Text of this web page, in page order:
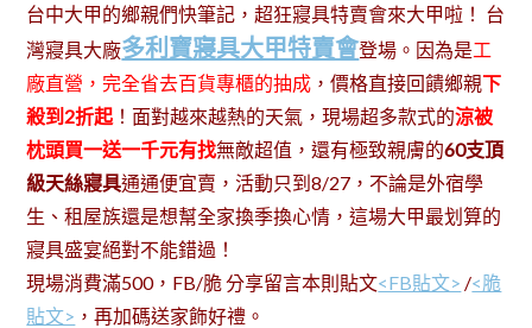
台中大甲的鄉親們快筆記，超狂寢具特賣會來大甲啦！ 台
灣寢具大廠多利寶寢具大甲特賣會登場。因為是工
廠直營，完全省去百貨專櫃的抽成 ，價格直接回饋鄉親下
殺到2折起 ！面對越來越熱的天氣，現場超多款式的涼被
枕頭買一送一千元有找無敵超值，還有極致親膚的60支頂
級天絲寢具通通便宜賣，活動只到8/27， 不論是外宿學
生、租屋族還是想幫全家換季換心情，這場大甲最划算的
寢具盛宴絕對不能錯過 ！
現場消費滿500，FB/脆 分享留言本則貼文<FB貼文> /<脆
貼文> ，再加碼送家飾好禮。